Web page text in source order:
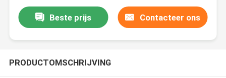
Beste prijs Contacteer ons
PRODUCTOMSCHRIJVING